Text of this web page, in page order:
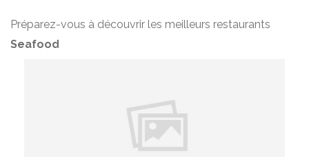
Préparez-vous à découvrir les meilleurs restaurants
Seafood